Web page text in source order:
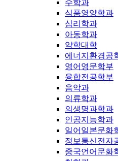
수학과
식품영양학과
심리학과
아동학과
약학대학
에너지환경공
영어영문학부
융합전공학부
음악과
의류학과
의생명과학과
인공지능학과
일어일본문화
정보통신전자
중국언어문화